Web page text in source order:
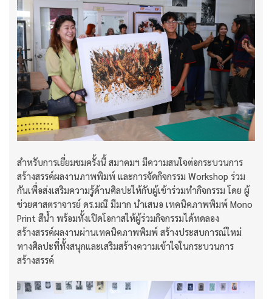
สำหรับการเยี่ยมชมครั้งนี้ สมาคมฯ มีความสนใจต่อกระบวนการ
สร้างสรรค์ผลงานภาพพิมพ์ และการจัดกิจกรรม Workshop ร่วม
กันเพื่อส่งเสริมความรู้ด้านศิลปะให้กับผู้เข้าร่วมทำกิจกรรม โดย ผู้
ช่วยศาสตราจารย์ ดร.มณี มีมาก นำเสนอ เทคนิคภาพพิมพ์ Mono
Print สีน้ำ พร้อมทั้งเปิดโอกาสให้ผู้ร่วมกิจกรรมได้ทดลอง
สร้างสรรค์ผลงานผ่านเทคนิคภาพพิมพ์ สร้างประสบการณ์ใหม่
ทางศิลปะที่ทั้งสนุกและเสริมสร้างความเข้าใจในกระบวนการ
สร้างสรรค์